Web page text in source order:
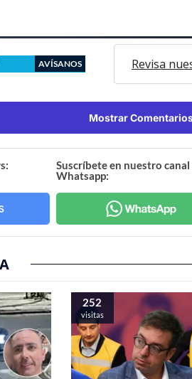
AVÍSANOS Revisa
Mostrar
Suscríbete en nuestro canal
Whatsapp:
252
visitas